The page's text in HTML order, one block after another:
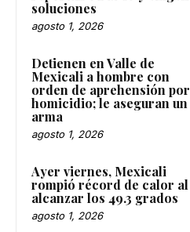
soluciones
agosto 1, 2026
Detienen en Valle de
Mexicali a hombre con
orden de aprehensión por
homicidio; le aseguran un
arma
agosto 1, 2026
Ayer viernes, Mexicali
rompió récord de calor al
alcanzar los 49.3 grados
agosto 1, 2026